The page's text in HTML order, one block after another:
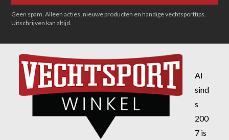
Geen spam. Alleen acties, nieuwe producten en handige vechtsporttips.
Uitschrijven kan altijd.
Al
sind
s
200
7 is